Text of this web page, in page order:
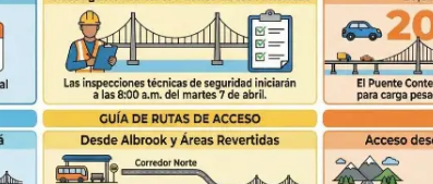
Video, Japón:
deja heridos y
daños en